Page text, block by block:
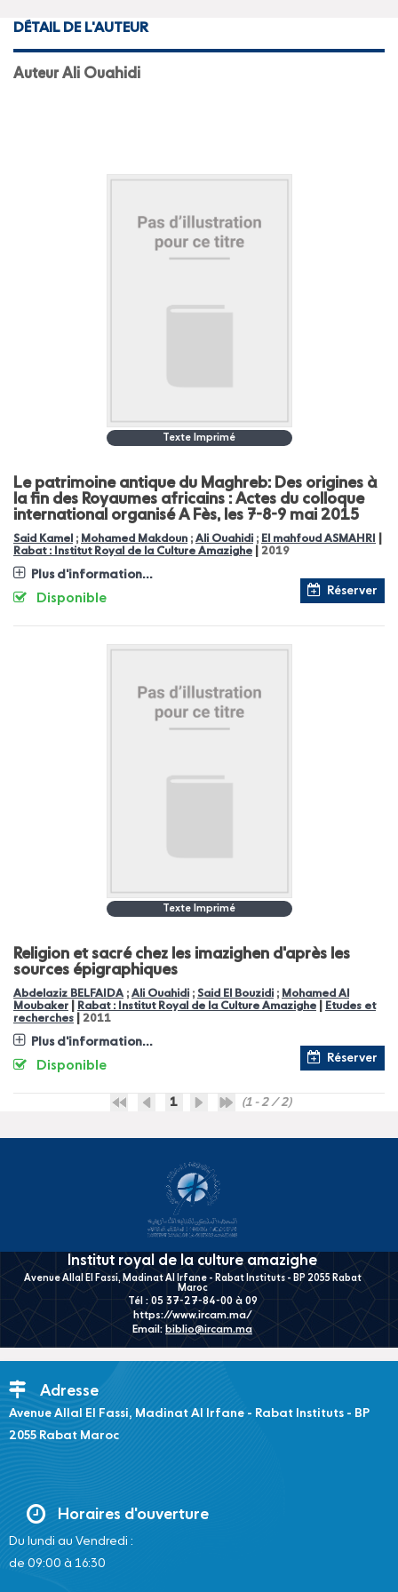
DÉTAIL DE L'AUTEUR
Auteur Ali Ouahidi
Texte Imprimé
Le patrimoine antique du Maghreb: Des origines à
la fin des Royaumes africains : Actes du colloque
international organisé A Fès, les 7-8-9 mai 2015
Said Kamel ; Mohamed Makdoun ; Ali Ouahidi ; El mahfoud ASMAHRI
Rabat : Institut Royal de la Culture Amazighe 2019
Plus d'information...
Réserver
Disponible
Texte Imprimé
Religion et sacré chez les imazighen d'après les
sources épigraphiques
Abdelaziz BELFAIDA ; Ali Ouahidi ; Said El Bouzidi ; Mohamed Al
Moubaker
Rabat : Institut Royal de la Culture Amazighe
Etudes et
recherches
2011
Plus d'information...
Réserver
Disponible
1 (1 - 2 / 2)
Institut royal de la culture amazighe
Avenue Allal El Fassi, Madinat Al Irfane - Rabat Instituts - BP 2055 Rabat
Maroc
Tél : 05 37-27-84-00 à 09
https://www.ircam.ma/
Email: biblio@ircam.ma
Adresse
Avenue Allal El Fassi, Madinat Al Irfane - Rabat Instituts - BP
2055 Rabat Maroc
Horaires d'ouverture
Du lundi au Vendredi :
de 09:00 à 16:30